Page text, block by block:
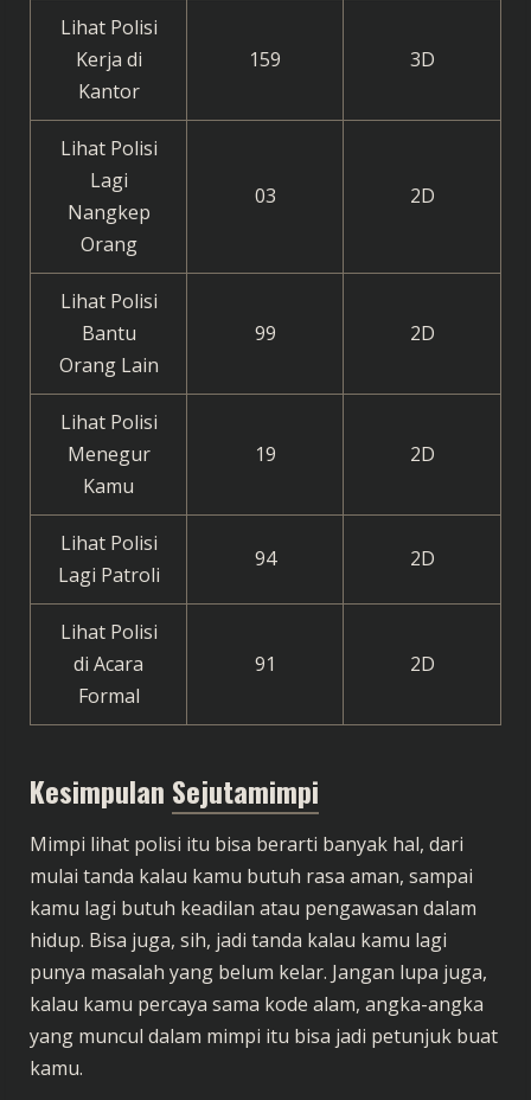
Lihat Polisi
Kerja di
Kantor
159 3D
Lihat Polisi
Lagi
Nangkep
Orang
03 2D
Lihat Polisi
Bantu
Orang Lain
99 2D
Lihat Polisi
Menegur
Kamu
19 2D
Lihat Polisi
Lagi Patroli
94 2D
Lihat Polisi
di Acara
Formal
91 2D
Kesimpulan Sejutamimpi
Mimpi lihat polisi itu bisa berarti banyak hal, dari
mulai tanda kalau kamu butuh rasa aman, sampai
kamu lagi butuh keadilan atau pengawasan dalam
hidup. Bisa juga, sih, jadi tanda kalau kamu lagi
punya masalah yang belum kelar. Jangan lupa juga,
kalau kamu percaya sama kode alam, angka-angka
yang muncul dalam mimpi itu bisa jadi petunjuk buat
kamu.